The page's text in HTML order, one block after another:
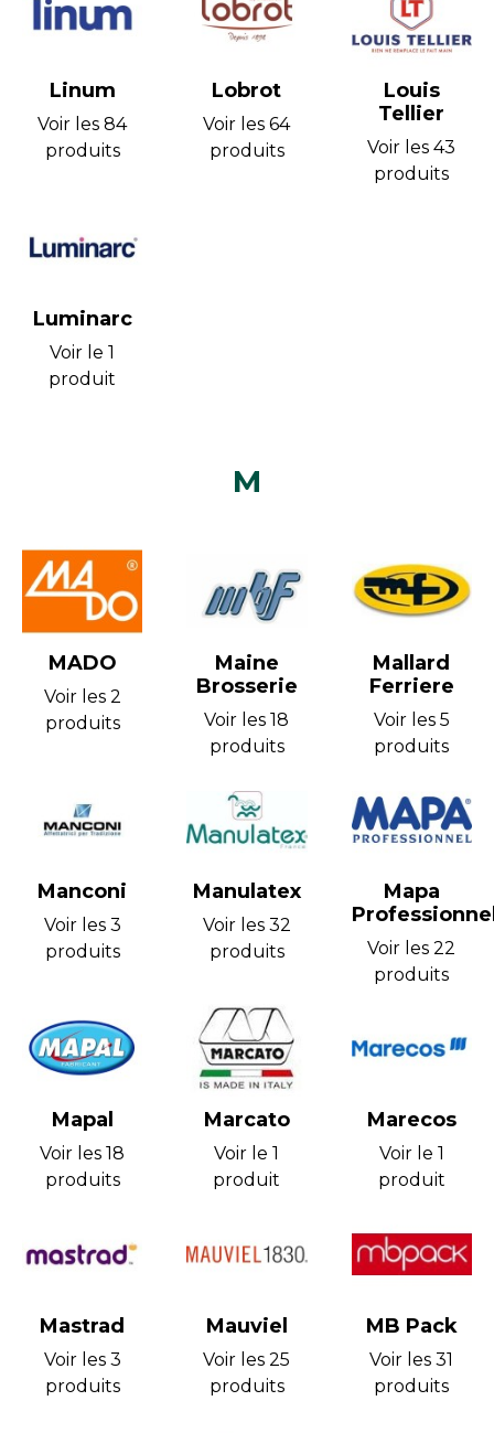
Linum
Voir les 84
produits
Lobrot
Voir les 64
produits
Louis
Tellier
Voir les 43
produits
Luminarc
Voir le 1
produit
M
MADO
Voir les 2
produits
Maine
Brosserie
Voir les 18
produits
Mallard
Ferriere
Voir les 5
produits
Manconi
Voir les 3
produits
Manulatex
Voir les 32
produits
Mapa
Voir les 22
produits
Mapal
Voir les 18
produits
Marcato
Voir le 1
produit
Marecos
Voir le 1
produit
Mastrad
Voir les 3
produits
Mauviel
Voir les 25
produits
MB Pack
Voir les 31
produits